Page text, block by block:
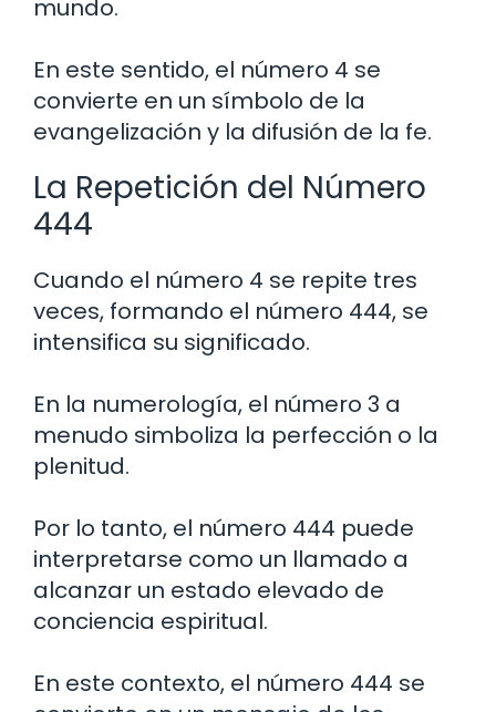
mundo.
En este sentido, el número 4 se
convierte en un símbolo de la
evangelización y la difusión de la fe.
La Repetición del Número
444
Cuando el número 4 se repite tres
veces, formando el número 444, se
intensifica su significado.
En la numerología, el número 3 a
menudo simboliza la perfección o la
plenitud.
Por lo tanto, el número 444 puede
interpretarse como un llamado a
alcanzar un estado elevado de
conciencia espiritual.
En este contexto, el número 444 se